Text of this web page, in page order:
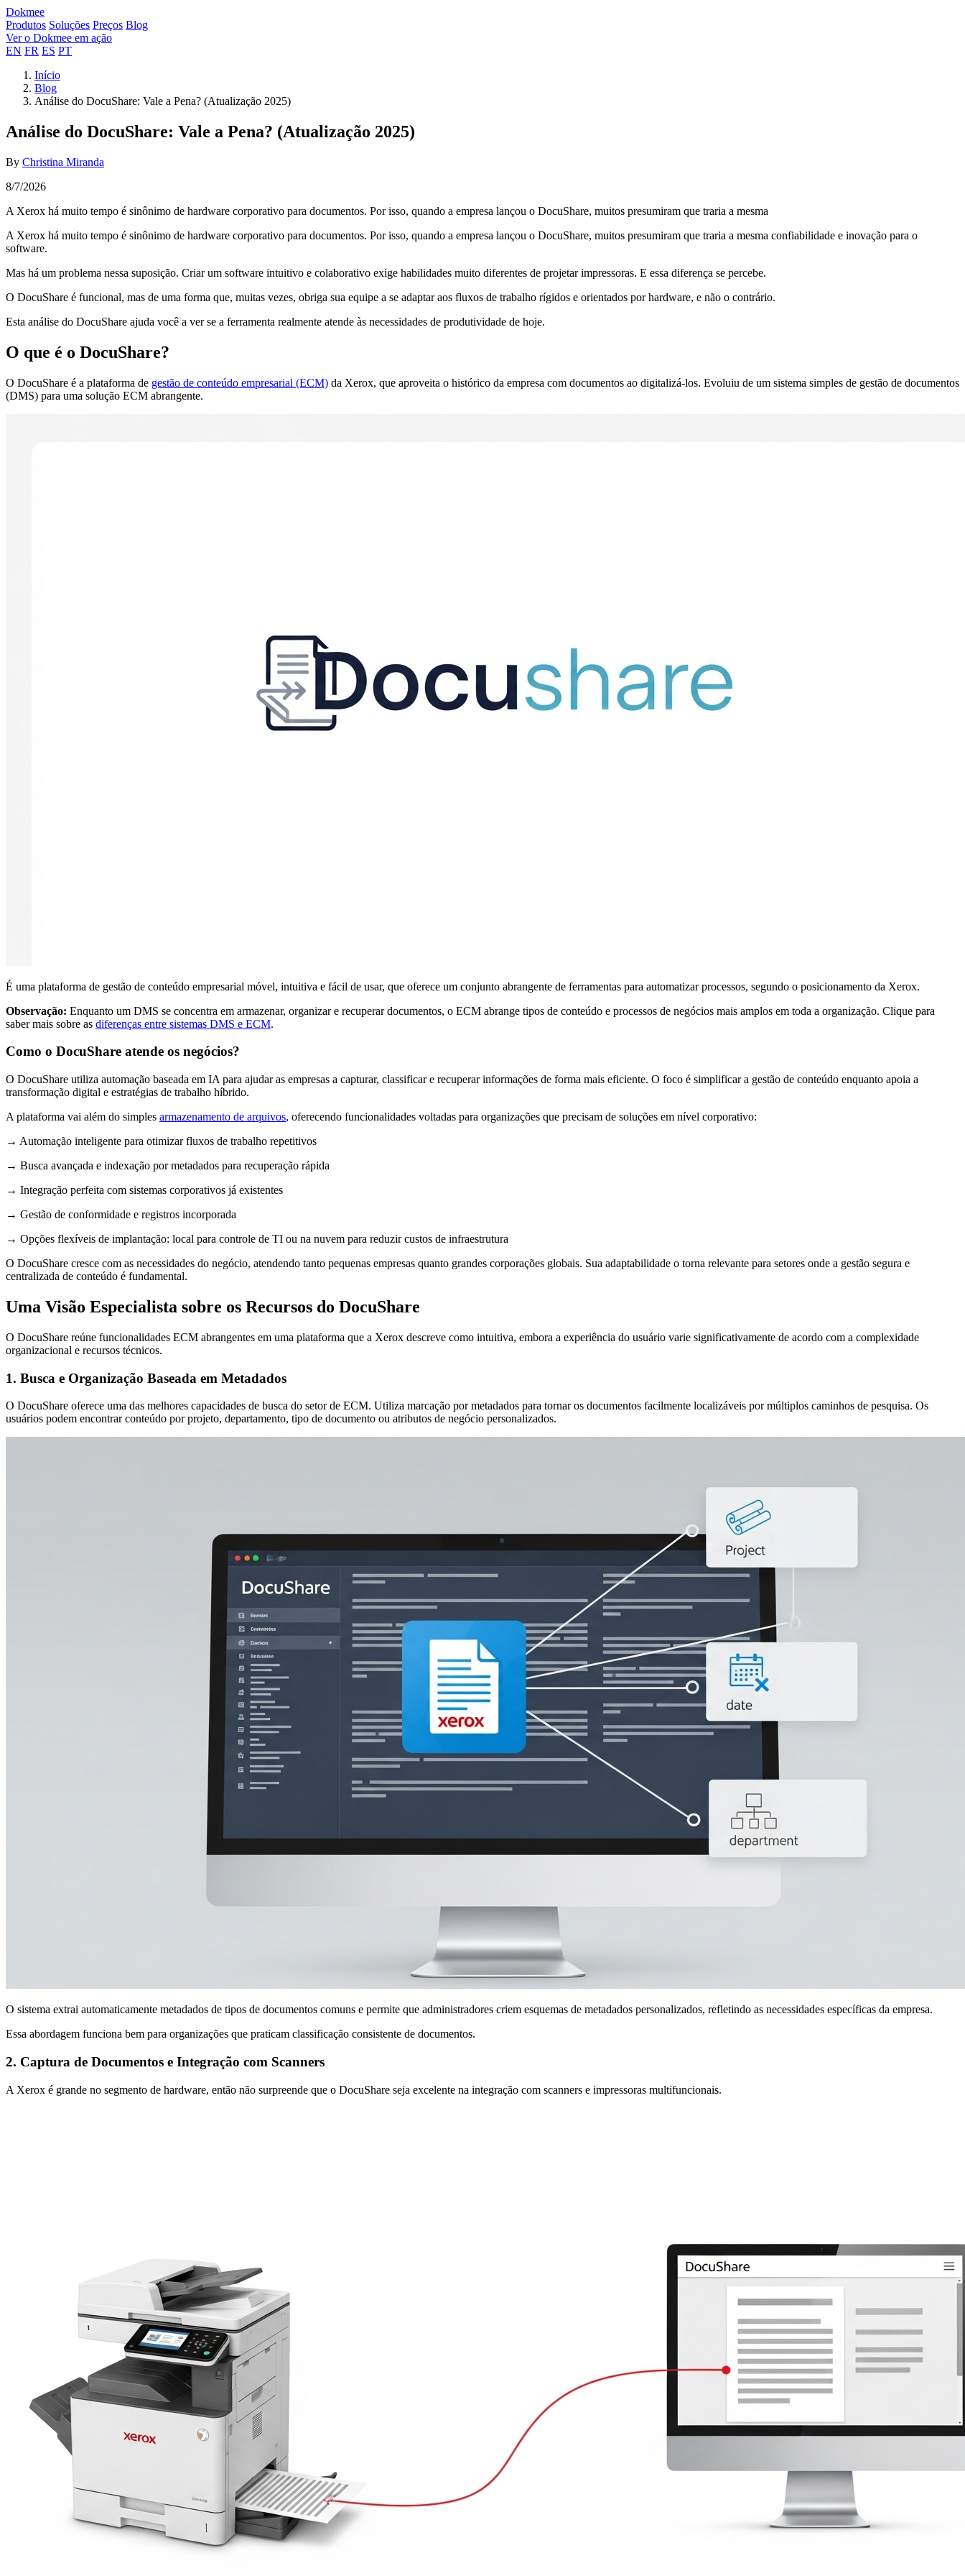
Dokmee
Produtos Soluções Preços Blog
Ver o Dokmee em ação
EN FR ES PT
Início
Blog
Análise do DocuShare: Vale a Pena? (Atualização 2025)
Análise do DocuShare: Vale a Pena? (Atualização 2025)
By Christina Miranda
8/7/2026
A Xerox há muito tempo é sinônimo de hardware corporativo para documentos. Por isso, quando a empresa lançou o DocuShare, muitos presumiram que traria a mesma
A Xerox há muito tempo é sinônimo de hardware corporativo para documentos. Por isso, quando a empresa lançou o DocuShare, muitos presumiram que traria a mesma confiabilidade e inovação para o
software.
Mas há um problema nessa suposição. Criar um software intuitivo e colaborativo exige habilidades muito diferentes de projetar impressoras. E essa diferença se percebe.
O DocuShare é funcional, mas de uma forma que, muitas vezes, obriga sua equipe a se adaptar aos fluxos de trabalho rígidos e orientados por hardware, e não o contrário.
Esta análise do DocuShare ajuda você a ver se a ferramenta realmente atende às necessidades de produtividade de hoje.
O que é o DocuShare?
O DocuShare é a plataforma de gestão de conteúdo empresarial (ECM) da Xerox, que aproveita o histórico da empresa com documentos ao digitalizá-los. Evoluiu de um sistema simples de gestão de documentos
(DMS) para uma solução ECM abrangente.
É uma plataforma de gestão de conteúdo empresarial móvel, intuitiva e fácil de usar, que oferece um conjunto abrangente de ferramentas para automatizar processos, segundo o posicionamento da Xerox.
Observação: Enquanto um DMS se concentra em armazenar, organizar e recuperar documentos, o ECM abrange tipos de conteúdo e processos de negócios mais amplos em toda a organização. Clique para
saber mais sobre as diferenças entre sistemas DMS e ECM.
Como o DocuShare atende os negócios?
O DocuShare utiliza automação baseada em IA para ajudar as empresas a capturar, classificar e recuperar informações de forma mais eficiente. O foco é simplificar a gestão de conteúdo enquanto apoia a
transformação digital e estratégias de trabalho híbrido.
A plataforma vai além do simples armazenamento de arquivos, oferecendo funcionalidades voltadas para organizações que precisam de soluções em nível corporativo:
→ Automação inteligente para otimizar fluxos de trabalho repetitivos
→ Busca avançada e indexação por metadados para recuperação rápida
→ Integração perfeita com sistemas corporativos já existentes
→ Gestão de conformidade e registros incorporada
→ Opções flexíveis de implantação: local para controle de TI ou na nuvem para reduzir custos de infraestrutura
O DocuShare cresce com as necessidades do negócio, atendendo tanto pequenas empresas quanto grandes corporações globais. Sua adaptabilidade o torna relevante para setores onde a gestão segura e
centralizada de conteúdo é fundamental.
Uma Visão Especialista sobre os Recursos do DocuShare
O DocuShare reúne funcionalidades ECM abrangentes em uma plataforma que a Xerox descreve como intuitiva, embora a experiência do usuário varie significativamente de acordo com a complexidade
organizacional e recursos técnicos.
1. Busca e Organização Baseada em Metadados
O DocuShare oferece uma das melhores capacidades de busca do setor de ECM. Utiliza marcação por metadados para tornar os documentos facilmente localizáveis por múltiplos caminhos de pesquisa. Os
usuários podem encontrar conteúdo por projeto, departamento, tipo de documento ou atributos de negócio personalizados.
O sistema extrai automaticamente metadados de tipos de documentos comuns e permite que administradores criem esquemas de metadados personalizados, refletindo as necessidades específicas da empresa.
Essa abordagem funciona bem para organizações que praticam classificação consistente de documentos.
2. Captura de Documentos e Integração com Scanners
A Xerox é grande no segmento de hardware, então não surpreende que o DocuShare seja excelente na integração com scanners e impressoras multifuncionais.